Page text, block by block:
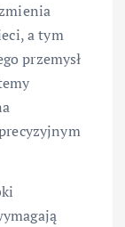
a tym
przemysł